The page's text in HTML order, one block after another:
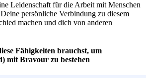
Leidenschaft für die Arbeit mit Menschen
persönliche Verbindung zu diesem
machen und dich von anderen
Fähigkeiten brauchst, um
mit Bravour zu bestehen